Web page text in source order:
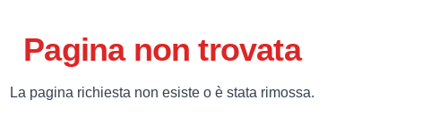
Pagina non trovata
La pagina richiesta non esiste o è stata rimossa.